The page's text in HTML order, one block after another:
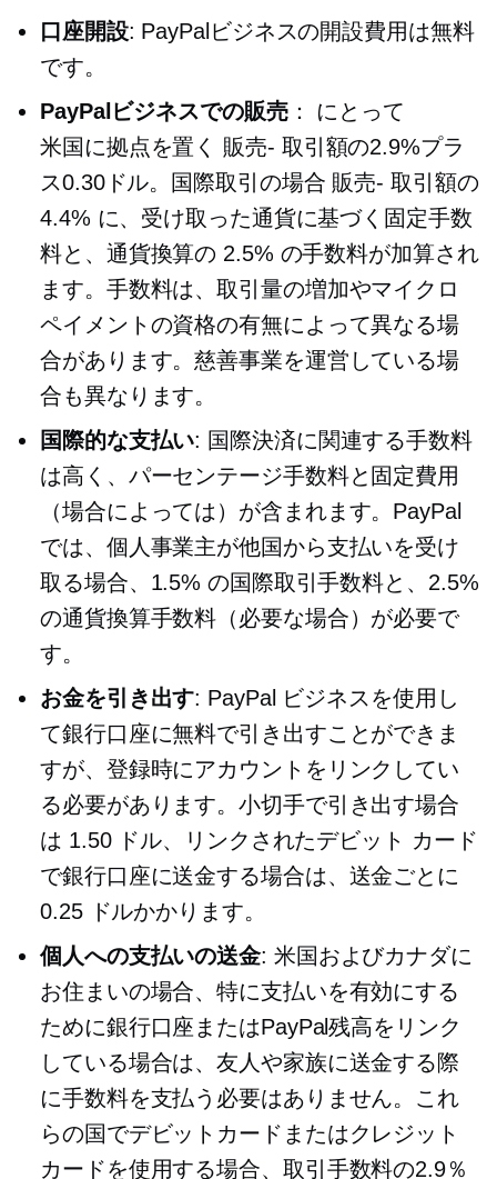
口座開設: PayPalビジネスの開設費用は無料
です。
PayPalビジネスでの販売： にとって
米国に拠点を置く
販売- 取引額の2.9%プラ
ス0.30ドル。国際取引の場合 販売- 取引額の
4.4% に、受け取った通貨に基づく固定手数
料と、通貨換算の 2.5% の手数料が加算され
ます。手数料は、取引量の増加やマイクロ
ペイメントの資格の有無によって異なる場
合があります。慈善事業を運営している場
合も異なります。
国際的な支払い: 国際決済に関連する手数料
は高く、パーセンテージ手数料と固定費用
（場合によっては）が含まれます。PayPal
では、個人事業主が他国から支払いを受け
取る場合、1.5% の国際取引手数料と、2.5%
の通貨換算手数料（必要な場合）が必要で
す。
お金を引き出す: PayPal ビジネスを使用し
て銀行口座に無料で引き出すことができま
すが、登録時にアカウントをリンクしてい
る必要があります。小切手で引き出す場合
は 1.50 ドル、リンクされたデビット カード
で銀行口座に送金する場合は、送金ごとに
0.25 ドルかかります。
個人への支払いの送金: 米国およびカナダに
お住まいの場合、特に支払いを有効にする
ために銀行口座またはPayPal残高をリンク
している場合は、友人や家族に送金する際
に手数料を支払う必要はありません。これ
らの国でデビットカードまたはクレジット
カードを使用する場合、取引手数料の2.9％